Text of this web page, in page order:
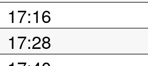
17:16
17:28